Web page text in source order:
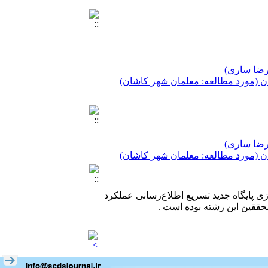
رضا ساری)
(مورد مطالعه: معلمان شهر کاشان)
رضا ساری)
(مورد مطالعه: معلمان شهر کاشان)
رضا ساری)
(مورد مطالعه: معلمان شهر کاشان)
پایگاه جدید تسریع اطلاع‌رسانی عملکرد
این رشته بوده است .